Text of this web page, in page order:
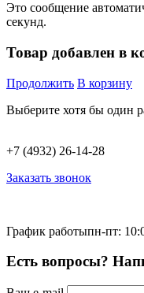
Это сообщение
секунд.
Товар добавлен в
Продолжить В корзину
Выберите хотя бы один
+7 (4932) 26-14-28
Заказать звонок
График работыпн-пт:
Есть вопросы?